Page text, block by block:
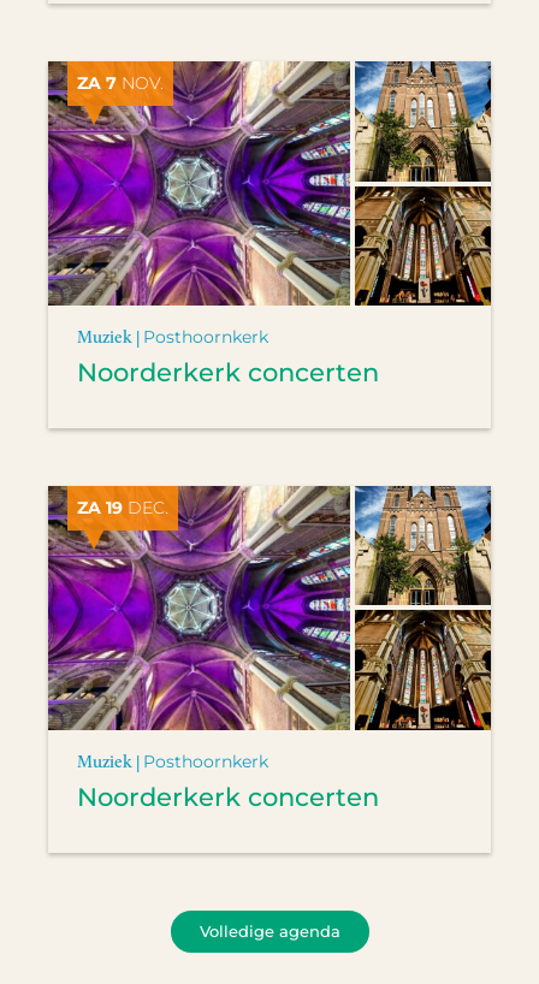
ZA 7 NOV.
Muziek | Posthoornkerk
Noorderkerk concerten
ZA 19 DEC.
Muziek | Posthoornkerk
Noorderkerk concerten
Volledige agenda